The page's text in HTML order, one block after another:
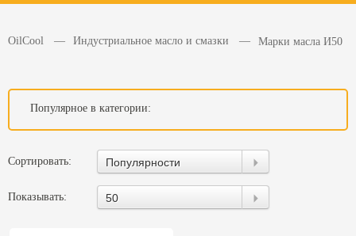
OilCool Индустриальное масло и смазки Марки масла И50
Популярное в категории:
Сортировать: Популярности
Показывать: 50